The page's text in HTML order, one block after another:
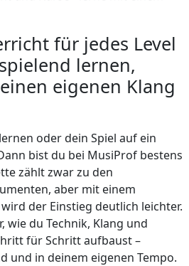
für jedes Level
lernen,
eigenen Klang
oder dein Spiel auf ein
bist du bei MusiProf bestens
zählt zwar zu den
aber mit einem
der Einstieg deutlich leichter.
wie du Technik, Klang und
für Schritt aufbaust –
und in deinem eigenen Tempo.